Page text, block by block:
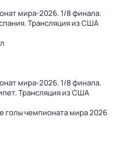
мира-2026. 1/8 финала.
Трансляция из США
мира-2026. 1/8 финала.
Трансляция из США
голы чемпионата мира 2026